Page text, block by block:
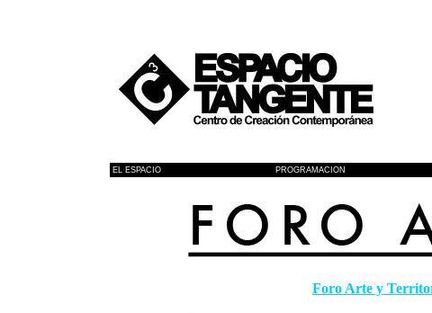
EL ESPACIO PROGRAMACION
Foro Arte y